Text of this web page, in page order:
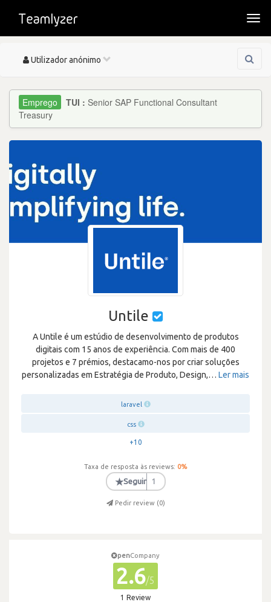
Toggle
Utilizador anónimo
TUI : Senior SAP Functional Consultant
Treasury
Untile
A Untile é um estúdio de desenvolvimento de produtos
digitais com 15 anos de experiência. Com mais de 400
projetos e 7 prémios, destacamo-nos por criar soluções
personalizadas em Estratégia de Produto, Design,… Ler mais
laravel
css
+10
Taxa de resposta às reviews: 0%
★Seguir 1
Pedir review (0)
penCompany
2.6/5
1 Review